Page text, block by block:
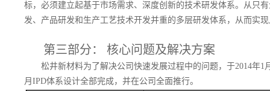
标，必须建立起基于市场需求、深度创新的技术研发体系。从只
发、产品研发和生产工艺技术开发并重的多层研发体系，从而实
第三部分： 核心问题及解决方案
松井新材料为了解决公司快速发展过程中的问题，于2014年1
月IPD体系设计全部完成，并在公司全面推行。